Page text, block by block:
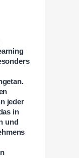
jeder
in
und